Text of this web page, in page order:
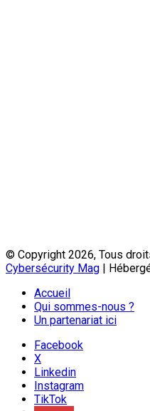
© Copyright 2026, Tous
Cybersécurity Mag |
Accueil
Qui sommes-nous ?
Un partenariat ici
Facebook
X
Linkedin
Instagram
TikTok